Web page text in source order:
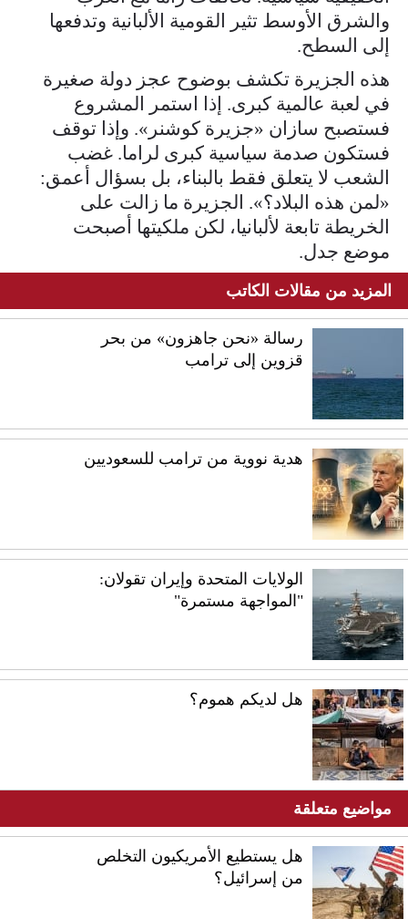
والشرق الأوسط تثير القومية الألبانية وتدفعها
إلى السطح.
هذه الجزيرة تكشف بوضوح عجز دولة صغيرة
في لعبة عالمية كبرى. إذا استمر المشروع
فستصبح سازان «جزيرة كوشنر». وإذا توقف
فستكون صدمة سياسية كبرى لراما. غضب
الشعب لا يتعلق فقط بالبناء، بل بسؤال أعمق:
«لمن هذه البلاد؟». الجزيرة ما زالت على
الخريطة تابعة لألبانيا، لكن ملكيتها أصبحت
موضع جدل.
المزيد من مقالات الكاتب
رسالة «نحن جاهزون» من بحر
قزوين إلى ترامب
هدية نووية من ترامب للسعوديين
الولايات المتحدة وإيران تقولان:
"المواجهة مستمرة"
هل لديكم هموم؟
مواضيع متعلقة
هل يستطيع الأمريكيون التخلص
من إسرائيل؟